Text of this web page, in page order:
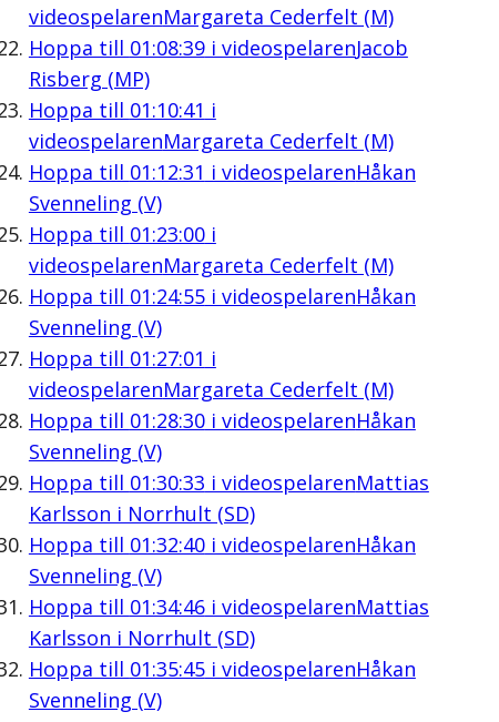
videospelarenMargareta Cederfelt (M)
Hoppa till 01:08:39i videospelarenJacob
Risberg (MP)
Hoppa till 01:10:41 i
videospelarenMargareta Cederfelt (M)
Hoppa till 01:12:31 i videospelarenHåkan
Svenneling (V)
Hoppa till 01:23:00i
videospelarenMargareta Cederfelt (M)
Hoppa till 01:24:55i videospelarenHåkan
Svenneling (V)
Hoppa till 01:27:01 i
videospelarenMargareta Cederfelt (M)
Hoppa till 01:28:30i videospelarenHåkan
Svenneling (V)
Hoppa till 01:30:33 i videospelarenMattias
Karlsson i Norrhult (SD)
Hoppa till 01:32:40i videospelarenHåkan
Svenneling (V)
Hoppa till 01:34:46i videospelarenMattias
Karlsson i Norrhult (SD)
Hoppa till 01:35:45i videospelarenHåkan
Svenneling (V)